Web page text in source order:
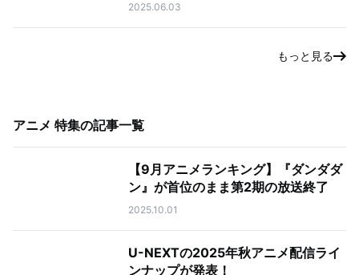
2025.06.03
もっと見る
アニメ 特集の記事一覧
【9月アニメランキング】『ダンダダ
ン』が首位のまま第2期の放送終了
2025.10.01
U-NEXTの2025年秋アニメ配信ライ
ンナップが発表！